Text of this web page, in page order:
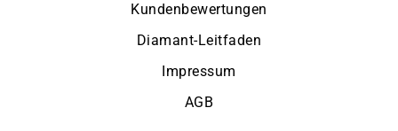
Kundenbewertungen
Diamant-Leitfaden
Impressum
AGB